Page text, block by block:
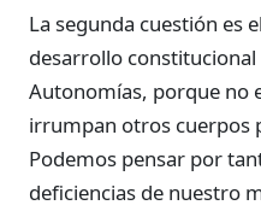
La segunda cuestión es
desarrollo constitucional
Autonomías, porque no
irrumpan otros cuerpos
Podemos pensar por
deficiencias de nuestro